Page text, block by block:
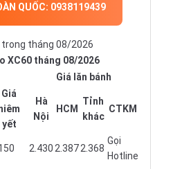
QUỐC: 0938119439
trong tháng 08/2026
XC60 tháng 08/2026
Giá lăn bánh
Giá
yết
Hà
Nội
HCM
Tỉnh
khác
CTKM
2.4302.3872.368
Gọi
Hotline